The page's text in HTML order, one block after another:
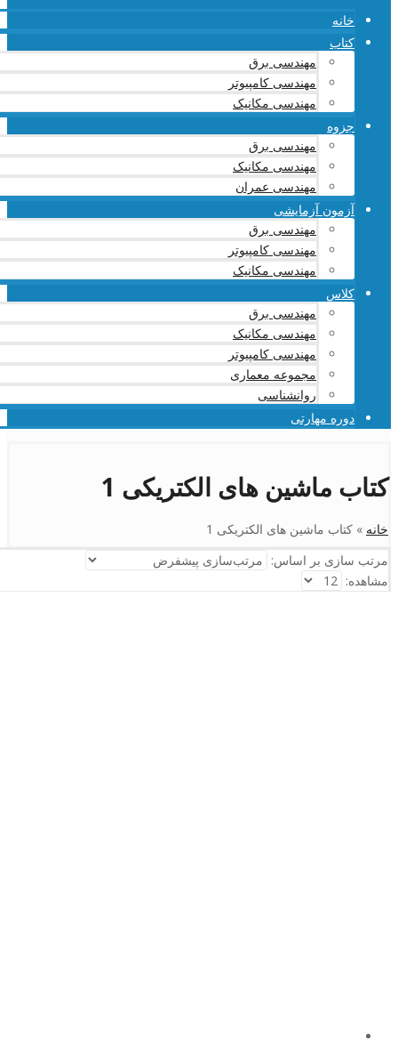
خانه
کتاب
مهندسی برق
مهندسی کامپیوتر
مهندسی مکانیک
جزوه
مهندسی برق
مهندسی مکانیک
مهندسی عمران
آزمون آزمایشی
مهندسی برق
مهندسی کامپیوتر
مهندسی مکانیک
کلاس
مهندسی برق
مهندسی مکانیک
مهندسی کامپیوتر
مجموعه معماری
روانشناسی
دوره مهارتی
کتاب ماشین های الکتریکی 1
خانه » کتاب ماشین های الکتریکی 1
مرتب سازی بر اساس:
مشاهده: